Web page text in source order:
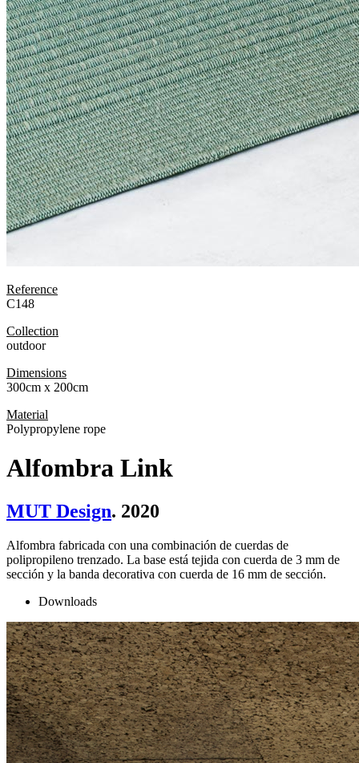
Reference
C148
Collection
outdoor
Dimensions
300cm x 200cm
Material
Polypropylene rope
Alfombra Link
MUT Design. 2020
Alfombra fabricada con una combinación de cuerdas de
polipropileno trenzado. La base está tejida con cuerda de 3 mm de
sección y la banda decorativa con cuerda de 16 mm de sección.
Downloads